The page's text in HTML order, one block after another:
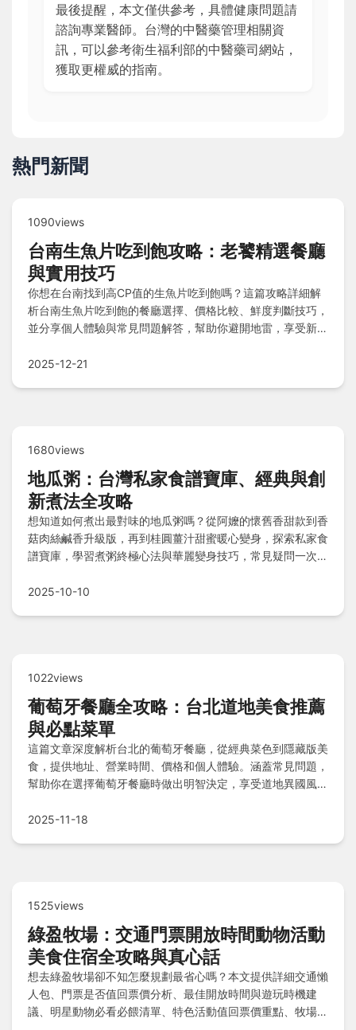
最後提醒，本文僅供參考，具體健康問題請
諮詢專業醫師。台灣的中醫藥管理相關資
訊，可以參考衛生福利部的中醫藥司網站，
獲取更權威的指南。
熱門新聞
1090views
台南生魚片吃到飽攻略：老饕精選餐廳
與實用技巧
你想在台南找到高CP值的生魚片吃到飽嗎？這篇攻略詳細解
析台南生魚片吃到飽的餐廳選擇、價格比較、鮮度判斷技巧，
並分享個人體驗與常見問題解答，幫助你避開地雷，享受新鮮
2025-12-21
1680views
地瓜粥：台灣私家食譜寶庫、經典與創
新煮法全攻略
想知道如何煮出最對味的地瓜粥嗎？從阿嬤的懷舊香甜款到香
菇肉絲鹹香升級版，再到桂圓薑汁甜蜜暖心變身，探索私家食
譜寶庫，學習煮粥終極心法與華麗變身技巧，常見疑問一次解
2025-10-10
1022views
葡萄牙餐廳全攻略：台北道地美食推薦
與必點菜單
這篇文章深度解析台北的葡萄牙餐廳，從經典菜色到隱藏版美
食，提供地址、營業時間、價格和個人體驗。涵蓋常見問題，
幫助你在選擇葡萄牙餐廳時做出明智決定，享受道地異國風
2025-11-18
1525views
綠盈牧場：交通門票開放時間動物活動
美食住宿全攻略與真心話
想去綠盈牧場卻不知怎麼規劃最省心嗎？本文提供詳細交通懶
人包、門票是否值回票價分析、最佳開放時間與遊玩時機建
議、明星動物必看必餵清單、特色活動值回票價重點、牧場美